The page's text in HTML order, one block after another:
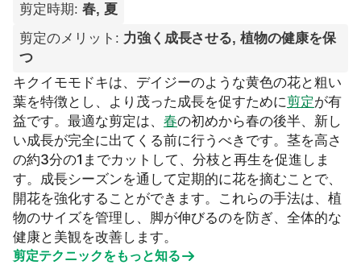
剪定時期: 春, 夏
剪定のメリット : 力強く成長させる, 植物の健康を保
つ
キクイモモドキは、デイジーのような黄色の花と粗い
葉を特徴とし、より茂った成長を促すために剪定が有
益です。最適な剪定は、 春の初めから春の後半、新し
い成長が完全に出てくる前に行うべきです。茎を高さ
の約3分の1までカットして、分枝と再生を促進しま
す。成長シーズンを通して定期的に花を摘むことで、
開花を強化することができます。これらの手法は、植
物のサイズを管理し、脚が伸びるのを防ぎ、全体的な
健康と美観を改善します。
剪定テクニックをもっと知る